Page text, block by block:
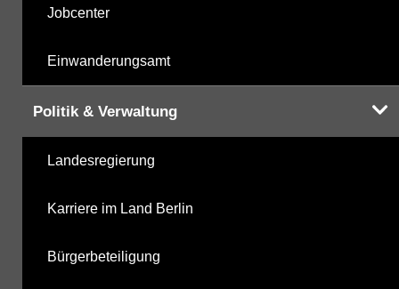
Jobcenter
Einwanderungsamt
Politik & Verwaltung
Landesregierung
Karriere im Land Berlin
Bürgerbeteiligung